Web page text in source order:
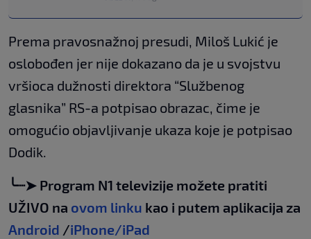
Prema pravosnažnoj presudi, Miloš Lukić je
oslobođen jer nije dokazano da je u svojstvu
vršioca dužnosti direktora “Službenog
glasnika” RS-a potpisao obrazac, čime je
omogućio objavljivanje ukaza koje je potpisao
Dodik.
╰┈➤ Program N1 televizije možete pratiti
UŽIVO na ovom linku kao i putem aplikacija za
Android /iPhone/iPad